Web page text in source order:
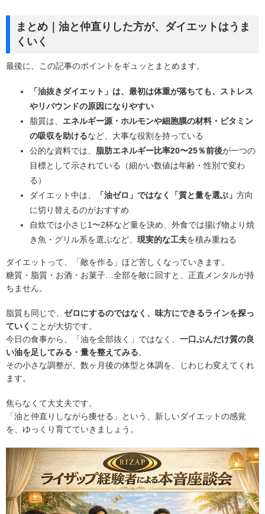
まとめ｜油と仲直りした方が、ダイエットはうま
くいく
最後に、この記事のポイントをギュッとまとめます。
「油抜きダイエット」は、最初は体重が落ちても、ストレス
やリバウンドの原因になりやすい
脂質は、 エネルギー源・ホルモンや細胞膜の材料・ビタミン
の吸収を助けるなど、大事な役割を持っている
公的な資料では、 脂肪エネルギー比率20〜25％前後が一つの
目標として示されている（細かい数値は年齢・性別で変わ
る）
ダイエット中は、
「油ゼロ」ではなく「質と量を選ぶ」 方向
に切り替えるのがおすすめ
自炊では小さじ1〜2杯など量を決め、外食では揚げ物より焼
き魚・グリル系を選ぶなど、 現実的な工夫を積み重ねる
ダイエットって、「敵を作る」ほど苦しくなっていきます。
糖質・脂質・お酒・お菓子…全部を敵に回すと、正直メンタルが持
ちません。
脂質も同じで、 ゼロにするのではなく、味方にできるラインを探っ
ていく ことが大切です。
今日の食事から、「油を全部抜く」ではなく、 一口ぶんだけ質の良
い油を足してみる・量を整えてみる。
その小さな調整が、数ヶ月後の体型と体調を、じわじわ変えてくれ
ます。
焦らなくて大丈夫です。
「油と仲直りしながら痩せる」という、新しいダイエットの感覚
を、ゆっくり育てていきましょう。